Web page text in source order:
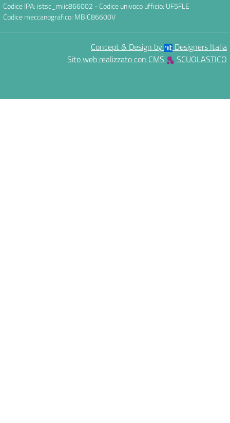
Codice IPA: istsc_miic866002 - Codice univoco ufficio: UF5FLE
Codice meccanografico: MBIC86600V
Concept & Design by
Designers Italia
Sito web realizzato con CMS
SCUOLASTICO